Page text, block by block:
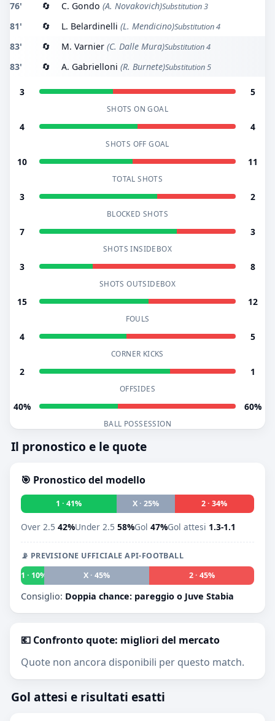
76' 🔄 C. Gondo (A. Novakovich)Substitution 3
81' 🔄 L. Belardinelli (L. Mendicino)Substitution 4
83' 🔄 M. Varnier (C. Dalle Mura)Substitution 4
83' 🔄 A. Gabrielloni (R. Burnete)Substitution 5
3 5
SHOTS ON GOAL
4 4
SHOTS OFF GOAL
10 11
TOTAL SHOTS
3 2
BLOCKED SHOTS
7 3
SHOTS INSIDEBOX
3 8
SHOTS OUTSIDEBOX
15 12
FOULS
4 5
CORNER KICKS
2 1
OFFSIDES
40% 60%
BALL POSSESSION
Il pronostico e le quote
🎯 Pronostico del modello
1 · 41% X · 25% 2 · 34%
Over 2.5 42%Under 2.5 58%Gol 47%Gol attesi 1.3-1.1
📡 PREVISIONE UFFICIALE API-FOOTBALL
1 · 10%
X · 45% 2 · 45%
Consiglio: Doppia chance: pareggio o Juve Stabia
💶 Confronto quote: migliori del mercato
Quote non ancora disponibili per questo match.
Gol attesi e risultati esatti